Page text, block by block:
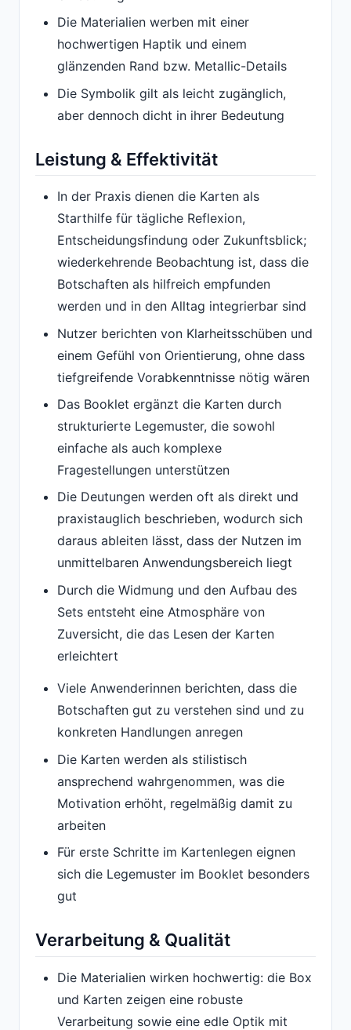
Die Materialien werben mit einer
hochwertigen Haptik und einem
glänzenden Rand bzw. Metallic-Details
Die Symbolik gilt als leicht zugänglich,
aber dennoch dicht in ihrer Bedeutung
Leistung & Effektivität
In der Praxis dienen die Karten als
Starthilfe für tägliche Reflexion,
Entscheidungsfindung oder Zukunftsblick;
wiederkehrende Beobachtung ist, dass die
Botschaften als hilfreich empfunden
werden und in den Alltag integrierbar sind
Nutzer berichten von Klarheitsschüben und
einem Gefühl von Orientierung, ohne dass
tiefgreifende Vorabkenntnisse nötig wären
Das Booklet ergänzt die Karten durch
strukturierte Legemuster, die sowohl
einfache als auch komplexe
Fragestellungen unterstützen
Die Deutungen werden oft als direkt und
praxistauglich beschrieben, wodurch sich
daraus ableiten lässt, dass der Nutzen im
unmittelbaren Anwendungsbereich liegt
Durch die Widmung und den Aufbau des
Sets entsteht eine Atmosphäre von
Zuversicht, die das Lesen der Karten
erleichtert
Viele Anwenderinnen berichten, dass die
Botschaften gut zu verstehen sind und zu
konkreten Handlungen anregen
Die Karten werden als stilistisch
ansprechend wahrgenommen, was die
Motivation erhöht, regelmäßig damit zu
arbeiten
Für erste Schritte im Kartenlegen eignen
sich die Legemuster im Booklet besonders
gut
Verarbeitung & Qualität
Die Materialien wirken hochwertig: die Box
und Karten zeigen eine robuste
Verarbeitung sowie eine edle Optik mit